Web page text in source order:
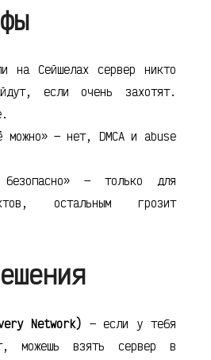
на Сейшелах сервер никто
если очень захотят.
можно» — нет, DMCA и abuse
— только для
остальным грозит
Network) — если у тебя
можешь взять сервер в